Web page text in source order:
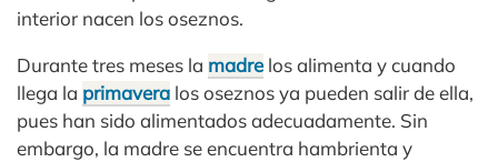
interior nacen los oseznos.
Durante tres meses la madrelos alimenta y cuando
llega la primavera los oseznos ya pueden salir de ella,
pues han sido alimentados adecuadamente. Sin
embargo, la madre se encuentra hambrienta y